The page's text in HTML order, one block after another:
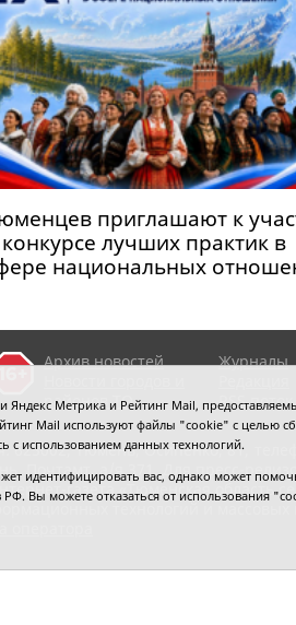
приглашают к
лучших практик в
национальных
Архив новостей
районов ТО
Журналы
RSS поток
625002, Тюмень, Осипенко, 81,
Почтамт, а/я 371. Для пресс-
газета «Тюменская
технологий и
Яндекс Метрика и Рейтинг Mail,
Mail используют файлы "cookie" с целью
с использованием данных технологий.
идентифицировать вас, однако может
Вы можете отказаться от использования